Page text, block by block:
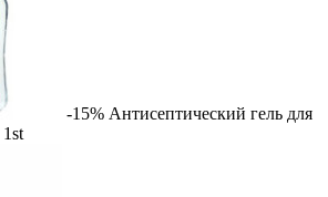
-15% Антисептический гель для
1st